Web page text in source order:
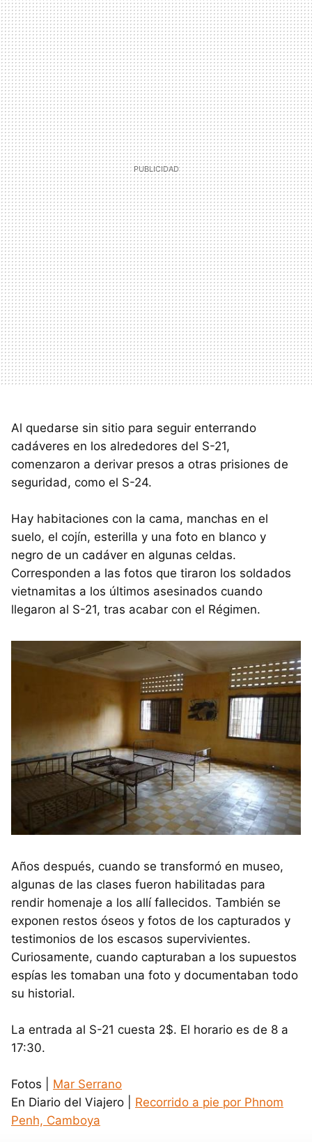
Al quedarse sin sitio para seguir enterrando
cadáveres en los alrededores del S-21,
comenzaron a derivar presos a otras prisiones de
seguridad, como el S-24.
Hay habitaciones con la cama, manchas en el
suelo, el cojín, esterilla y una foto en blanco y
negro de un cadáver en algunas celdas.
Corresponden a las fotos que tiraron los soldados
vietnamitas a los últimos asesinados cuando
llegaron al S-21, tras acabar con el Régimen.
Años después, cuando se transformó en museo,
algunas de las clases fueron habilitadas para
rendir homenaje a los allí fallecidos. También se
exponen restos óseos y fotos de los capturados y
testimonios de los escasos supervivientes.
Curiosamente, cuando capturaban a los supuestos
espías les tomaban una foto y documentaban todo
su historial.
La entrada al S-21 cuesta 2$. El horario es de 8 a
17:30.
Fotos | Mar Serrano
En Diario del Viajero | Recorrido a pie por Phnom
Penh, Camboya